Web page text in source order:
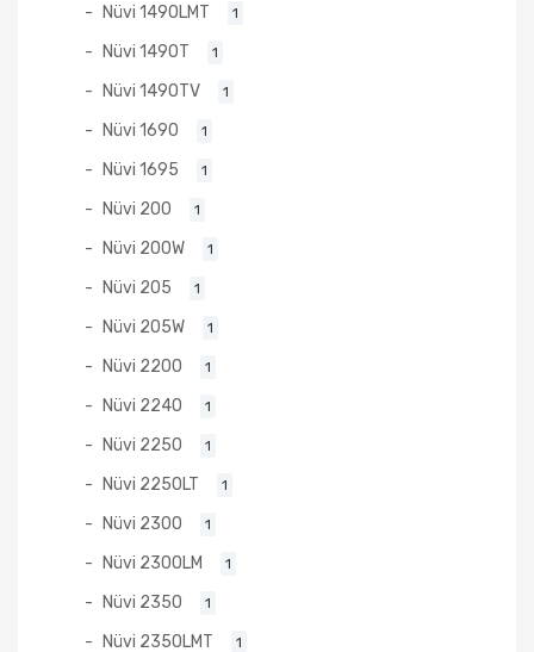
Nüvi 1490LMT 1
Nüvi 1490T 1
Nüvi 1490TV 1
Nüvi 1690 1
Nüvi 1695 1
Nüvi 200 1
Nüvi 200W 1
Nüvi 205 1
Nüvi 205W 1
Nüvi 2200 1
Nüvi 2240 1
Nüvi 2250 1
Nüvi 2250LT 1
Nüvi 2300 1
Nüvi 2300LM 1
Nüvi 2350 1
Nüvi 2350LMT 1